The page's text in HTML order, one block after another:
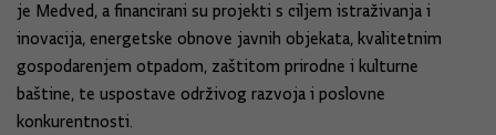
je Medved, a financirani su projekti s ciljem istraživanja i
inovacija, energetske obnove javnih objekata, kvalitetnim
gospodarenjem otpadom, zaštitom prirodne i kulturne
baštine, te uspostave održivog razvoja i poslovne
konkurentnosti.